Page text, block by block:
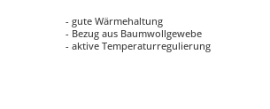
- gute Wärmehaltung
- Bezug aus Baumwollgewebe
- aktive Temperaturregulierung